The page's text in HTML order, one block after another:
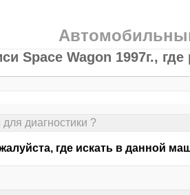
Space Wagon 1997г.,
диагностики ?
где искать в данной